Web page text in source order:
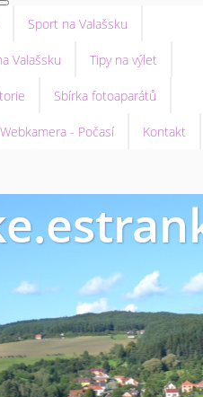
Sport na Valašsku
Valašsku Tipy na výlet
Sbírka fotoaparátů
Webkamera - Počasí Kontakt